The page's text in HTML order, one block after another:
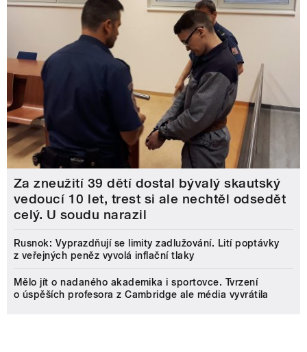
Za zneužití 39 dětí dostal bývalý skautský
vedoucí 10 let, trest si ale nechtěl odsedět
celý. U soudu narazil
Rusnok: Vyprazdňují se limity zadlužování. Lití poptávky
z veřejných peněz vyvolá inflační tlaky
Mělo jít o nadaného akademika i sportovce. Tvrzení
o úspěších profesora z Cambridge ale média vyvrátila